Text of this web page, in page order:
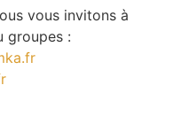
vous invitons à
groupes :